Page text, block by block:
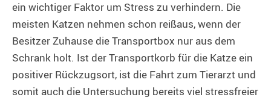
ein wichtiger Faktor um Stress zu verhindern. Die
meisten Katzen nehmen schon reißaus, wenn der
Besitzer Zuhause die Transportbox nur aus dem
Schrank holt. Ist der Transportkorb für die Katze ein
positiver Rückzugsort, ist die Fahrt zum Tierarzt und
somit auch die Untersuchung bereits viel stressfreier